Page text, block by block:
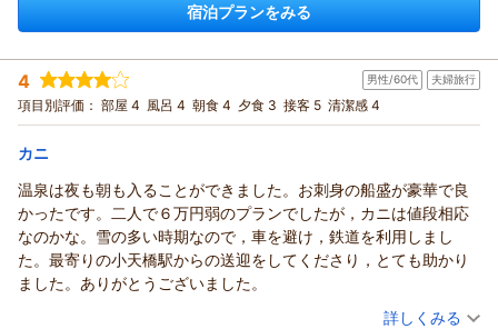
宿泊プランをみる
4 男性/60代 夫婦旅行
項目別評価： 部屋 4 風呂 4 朝食 4 夕食 3 接客 5 清潔感 4
カニ
温泉は夜も朝も入ることができました。お刺身の船盛が豪華で良
かったです。二人で６万円弱のプランでしたが，カニは値段相応
なのかな。雪の多い時期なので，車を避け，鉄道を利用しまし
た。最寄りの小天橋駅からの送迎をしてくださり，とても助かり
ました。ありがとうございました。
（投稿日：2026/02/10）
詳しくみる